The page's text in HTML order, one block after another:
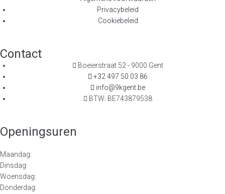
Privacybeleid
Cookiebeleid
Contact
Boeierstraat 52 - 9000 Gent
+32 497 50 03 86
info@9kgent.be
BTW: BE743879538
Openingsuren
Maandag:
Dinsdag:
Woensdag:
Donderdag: